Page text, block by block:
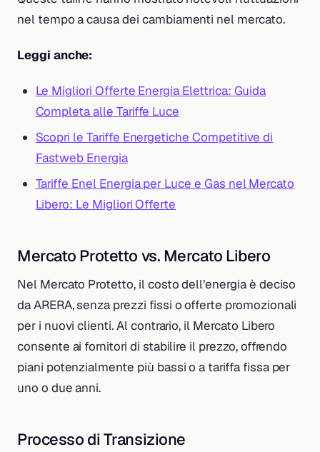
nel tempo a causa dei cambiamenti nel mercato.
Leggi anche:
Le Migliori Offerte Energia Elettrica: Guida
Completa alle Tariffe Luce
Scopri le Tariffe Energetiche Competitive di
Fastweb Energia
Tariffe Enel Energia per Luce e Gas nel Mercato
Libero: Le Migliori Offerte
Mercato Protetto vs. Mercato Libero
Nel Mercato Protetto, il costo dell’energia è deciso
da ARERA, senza prezzi fissi o offerte promozionali
per i nuovi clienti. Al contrario, il Mercato Libero
consente ai fornitori di stabilire il prezzo, offrendo
piani potenzialmente più bassi o a tariffa fissa per
uno o due anni.
Processo di Transizione